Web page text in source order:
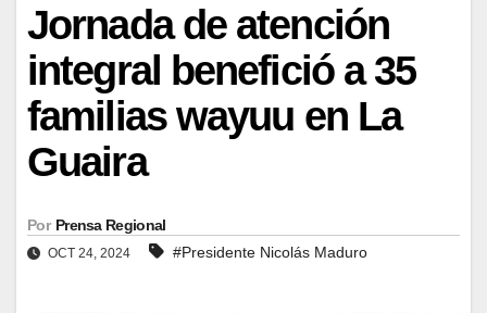
Jornada de atención
integral benefició a 35
familias wayuu en La
Guaira
Por Prensa Regional
OCT 24, 2024 #Presidente Nicolás Maduro